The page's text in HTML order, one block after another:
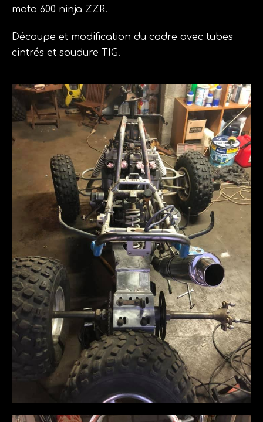
moto 600 ninja ZZR.
Découpe et modification du cadre avec tubes
cintrés et soudure TIG.